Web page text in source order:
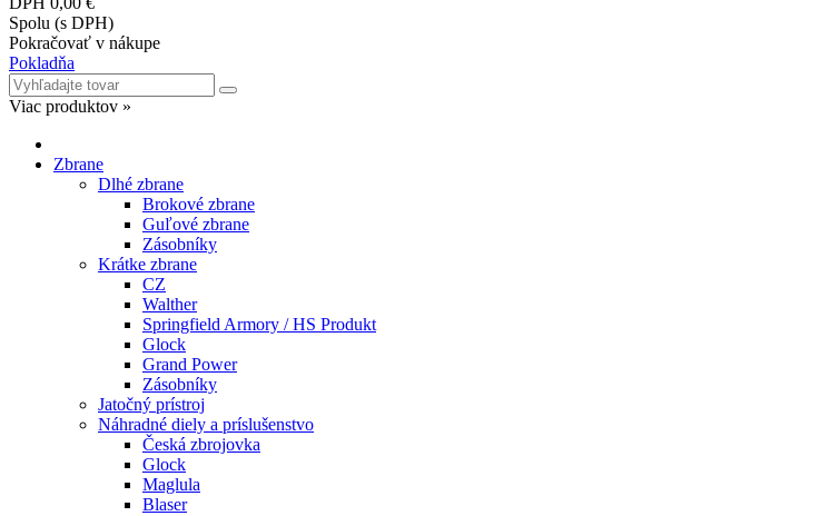
Viac produktov »
Zbrane
Dlhé zbrane
Krátke zbrane
CZ
Walther
Springfield Armory / HS Produkt
Glock
Grand Power
Zásobníky
Jatočný prístroj
Náhradné diely a príslušenstvo
Česká zbrojovka
Glock
Maglula
Blaser
Tikka
Sako
Spúšťové mechanizmy